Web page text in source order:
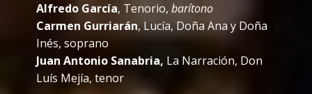
Alfredo García, Tenorio, barítono
Carmen Gurriarán, Lucía, Doña Ana y Doña
Inés, soprano
Juan Antonio Sanabria, La Narración, Don
Luís Mejía, tenor